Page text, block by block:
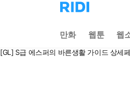
리
디
으
로
동
만화 웹툰 웹
[GL] S급 에스퍼의 바른생활 가이드 상세